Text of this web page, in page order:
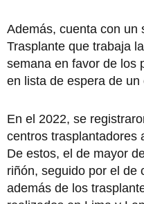
Además, cuenta con un
Trasplante que trabaja
semana en favor de los
en lista de espera de un
En el 2022, se
centros trasplantadores
De estos, el de mayor
riñón, seguido por el de
además de los